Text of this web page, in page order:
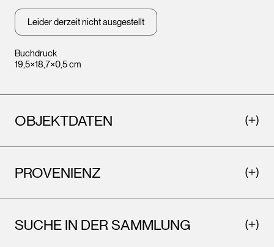
Buchdruck
19,5×18,7×0,5 cm
Leider derzeit nicht ausgestellt
OBJEKTDATEN
PROVENIENZ
SUCHE IN DER SAMMLUNG